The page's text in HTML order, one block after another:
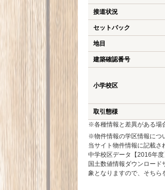
接道状況
セットバック
地目
建築確認番号
小学校区
取引態様
※各種情報と差異がある場
※物件情報の学区情報につ
当サイト物件情報に記載
中学校区データ【2016年
国土数値情報ダウンロー
象となりますので、そちら